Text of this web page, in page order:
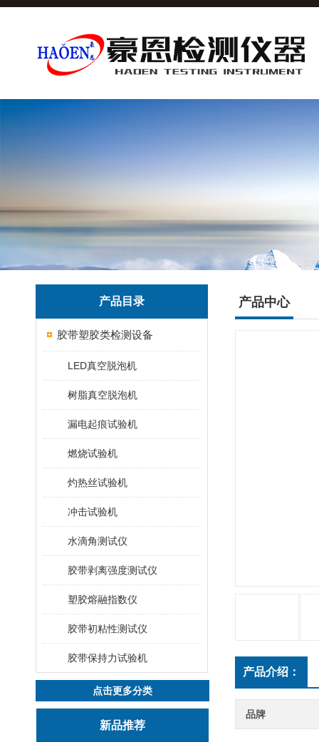
产品目录
胶带塑胶类检测设备
LED真空脱泡机
树脂真空脱泡机
漏电起痕试验机
燃烧试验机
灼热丝试验机
冲击试验机
水滴角测试仪
胶带剥离强度测试仪
塑胶熔融指数仪
胶带初粘性测试仪
胶带保持力试验机
点击更多分类
新品推荐
产品中心
产品介绍：
品牌